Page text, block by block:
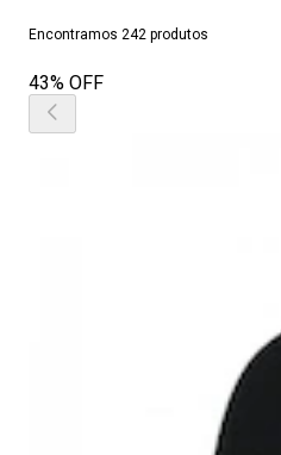
Encontramos 242 produtos
43% OFF